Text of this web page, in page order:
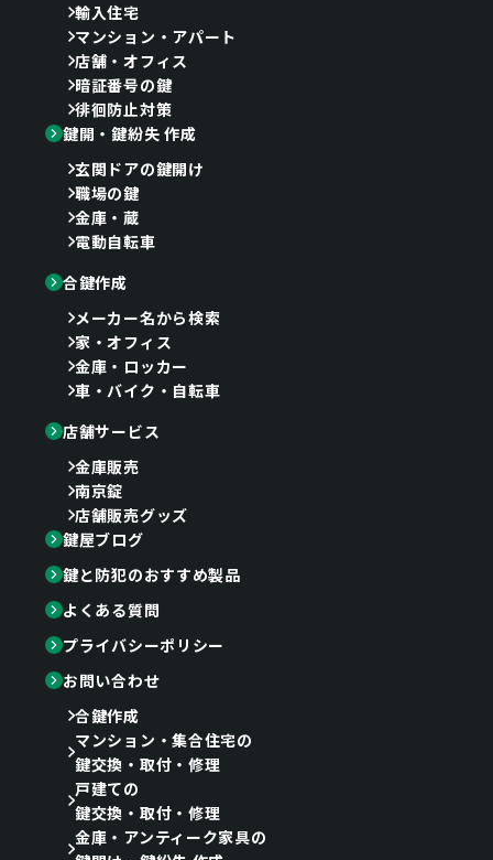
輸入住宅
マンション・アパート
店舗・オフィス
暗証番号の鍵
徘徊防止対策
鍵開・鍵紛失 作成
玄関ドアの鍵開け
職場の鍵
金庫・蔵
電動自転車
合鍵作成
メーカー名から検索
家・オフィス
金庫・ロッカー
車・バイク・自転車
店舗サービス
金庫販売
南京錠
店舗販売グッズ
鍵屋ブログ
鍵と防犯のおすすめ製品
よくある質問
プライバシーポリシー
お問い合わせ
合鍵作成
マンション・集合住宅の
鍵交換・取付・修理
戸建ての
鍵交換・取付・修理
金庫・アンティーク家具の